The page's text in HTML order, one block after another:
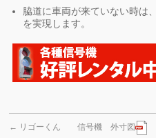
脇道に車両が来ていない時は
を実現します。
← リゴーくん信号機 外寸図